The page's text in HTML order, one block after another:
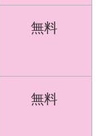
無料
無料